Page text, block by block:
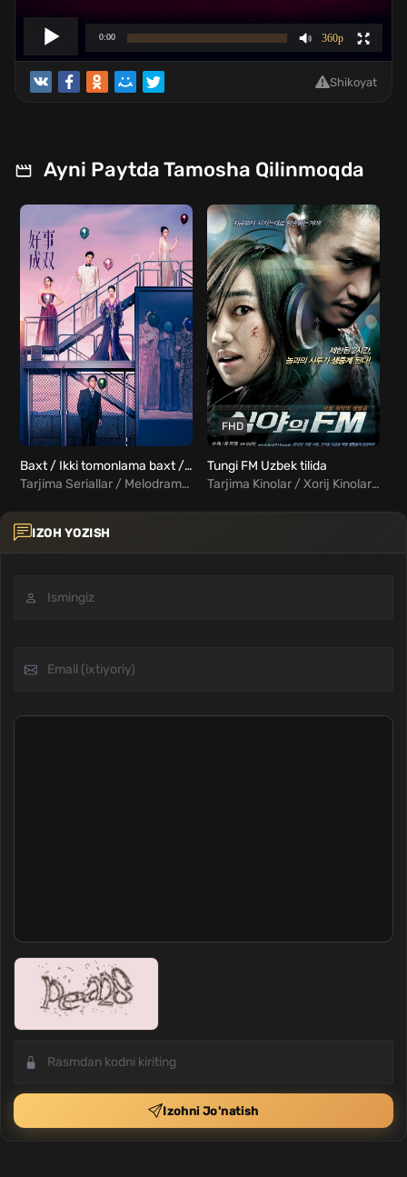
Shikoyat
Ayni Paytda Tamosha Qilinmoqda
Baxt / Ikki tomonlama baxt / Ittifoq Barcha qismlar Uzbek Tilida
Tarjima Seriallar / Melodrama / Xorij Seriallar Uzbek Tilida
FHD
Tungi FM Uzbek tilida
Tarjima Kinolar / Xorij Kinolar Uzbek Tilida / Jangari / Kriminal / Triller
IZOH YOZISH
Izohni Jo'natish